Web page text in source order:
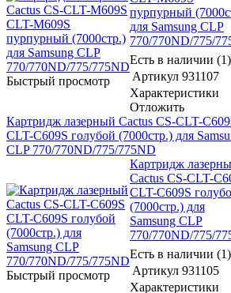
Быстрый просмотр
пурпурный
для Samsung CLP
770/770ND/775/
Есть в наличии (1)
Артикул 931107
Характеристики
Отложить
Картридж лазерный Cactus CS-CLT-
CLT-C609S голубой (7000стр.) для
CLP 770/770ND/775/775ND
Быстрый просмотр
Картридж
Cactus CS-CLT-
CLT-C609S
(7000стр.) для
Samsung CLP
770/770ND/775/
Есть в наличии (1)
Артикул 931105
Характеристики